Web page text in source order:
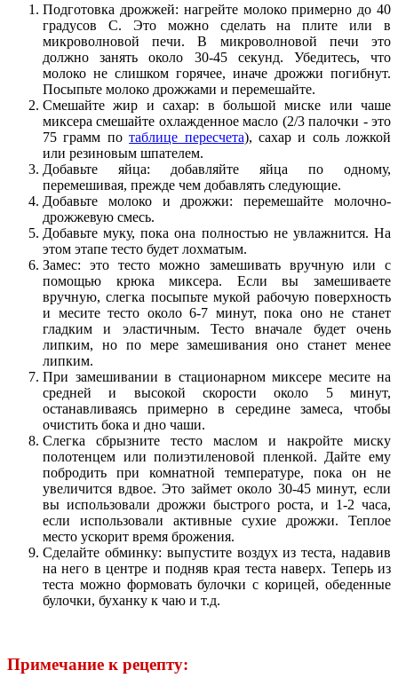
Подготовка дрожжей: нагрейте молоко примерно до 40
градусов C. Это можно сделать на плите или в
микроволновой печи. В микроволновой печи это
должно занять около 30-45 секунд. Убедитесь, что
молоко не слишком горячее, иначе дрожжи погибнут.
Посыпьте молоко дрожжами и перемешайте.
Смешайте жир и сахар: в большой миске или чаше
миксера смешайте охлажденное масло (2/3 палочки - это
75 грамм потаблице пересчета), сахар и соль ложкой
или резиновым шпателем.
Добавьте яйца: добавляйте яйца по одному,
перемешивая, прежде чем добавлять следующие.
Добавьте молоко и дрожжи: перемешайте молочно-
дрожжевую смесь.
Добавьте муку, пока она полностью не увлажнится. На
этом этапе тесто будет лохматым.
Замес: это тесто можно замешивать вручную или с
помощью крюка миксера. Если вы замешиваете
вручную, слегка посыпьте мукой рабочую поверхность
и месите тесто около 6-7 минут, пока оно не станет
гладким и эластичным. Тесто вначале будет очень
липким, но по мере замешивания оно станет менее
липким.
При замешивании в стационарном миксере месите на
средней и высокой скорости около 5 минут,
останавливаясь примерно в середине замеса, чтобы
очистить бока и дно чаши.
Слегка сбрызните тесто маслом и накройте миску
полотенцем или полиэтиленовой пленкой. Дайте ему
побродить при комнатной температуре, пока он не
увеличится вдвое. Это займет около 30-45 минут, если
вы использовали дрожжи быстрого роста, и 1-2 часа,
если использовали активные сухие дрожжи. Теплое
место ускорит время брожения.
Сделайте обминку: выпустите воздух из теста, надавив
на него в центре и подняв края теста наверх. Теперь из
теста можно формовать булочки с корицей, обеденные
булочки, буханку к чаю и т.д.
Примечание к рецепту: